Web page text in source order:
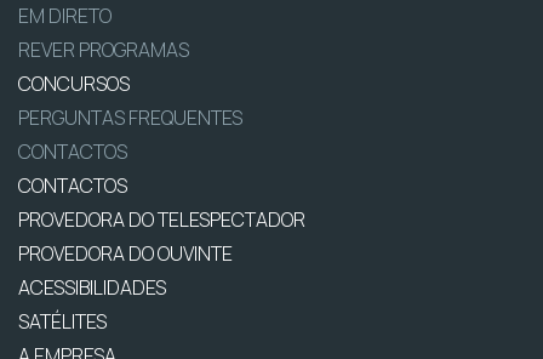
EM DIRETO
REVER PROGRAMAS
CONCURSOS
PERGUNTAS FREQUENTES
CONTACTOS
CONTACTOS
PROVEDORA DO TELESPECTADOR
PROVEDORA DO OUVINTE
ACESSIBILIDADES
SATÉLITES